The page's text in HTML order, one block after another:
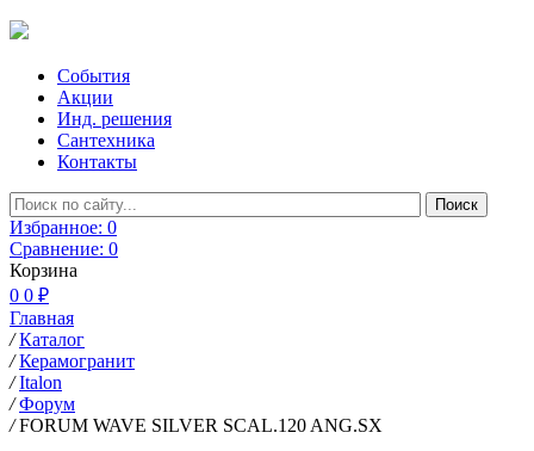
События
Акции
Инд. решения
Сантехника
Контакты
Избранное: 0
Сравнение: 0
Корзина
0 0 ₽
Главная
/ Каталог
/ Керамогранит
/ Italon
/ Форум
/ FORUM WAVE SILVER SCAL.120 ANG.SX